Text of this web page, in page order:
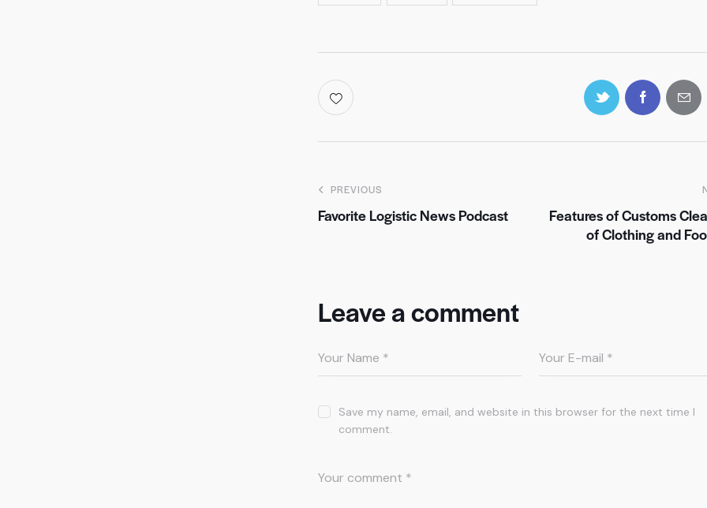
PREVIOUS
Favorite Logistic News Podcast
Features of Customs
of Clothing and
Leave a comment
Save my name, email, and website in this browser for the next time I
comment.